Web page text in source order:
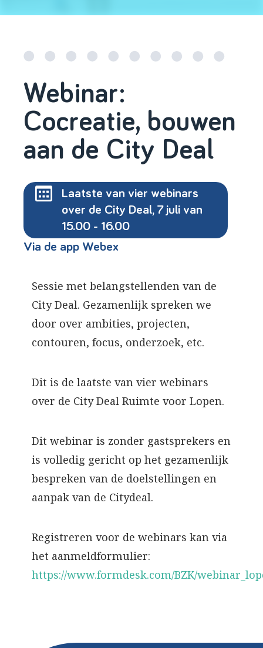
Webinar:
Cocreatie, bouwen
aan de City Deal
Laatste van vier webinars
over de City Deal, 7 juli van
15.00 - 16.00
Via de app Webex
Sessie met belangstellenden van de
City Deal. Gezamenlijk spreken we
door over ambities, projecten,
contouren, focus, onderzoek, etc.
Dit is de laatste van vier webinars
over de City Deal Ruimte voor Lopen.
Dit webinar is zonder gastsprekers en
is volledig gericht op het gezamenlijk
bespreken van de doelstellingen en
aanpak van de Citydeal.
Registreren voor de webinars kan via
het aanmeldformulier:
https://www.formdesk.com/BZK/